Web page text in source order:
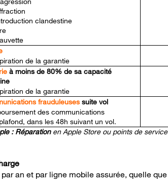
clandestine
de la garantie
à moins de 80% de sa capacité
de la garantie
frauduleusessuite vol
des communications
dans les 48h suivant un vol.
: Réparation en Apple Store ou points de
an et par ligne mobile assurée, quelle